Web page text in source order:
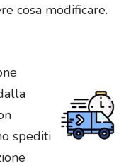
cosa modificare.
spediti